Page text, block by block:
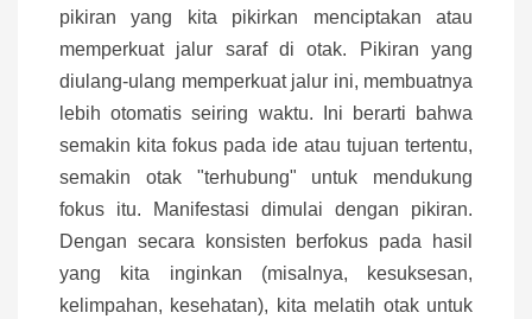
pikiran yang kita pikirkan menciptakan atau
memperkuat jalur saraf di otak. Pikiran yang
diulang-ulang memperkuat jalur ini, membuatnya
lebih otomatis seiring waktu. Ini berarti bahwa
semakin kita fokus pada ide atau tujuan tertentu,
semakin otak "terhubung" untuk mendukung
fokus itu. Manifestasi dimulai dengan pikiran.
Dengan secara konsisten berfokus pada hasil
yang kita inginkan (misalnya, kesuksesan,
kelimpahan, kesehatan), kita melatih otak untuk